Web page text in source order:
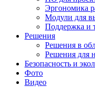
Эргономика
Модули для
Поддержка и
Решения
Решения в
Решения для
Безопасность и
Фото
Видео